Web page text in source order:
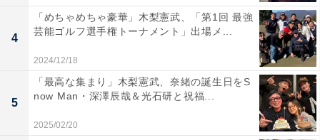
4
「めちゃめちゃ豪華」木梨憲武、「第1回 最強
芸能ゴルフ選手権トーナメント」出場メ...
2024/12/18
5
「最高な集まり」木梨憲武、奈緒の誕生日をS
now Man・深澤辰哉＆光石研と祝福...
2025/02/20